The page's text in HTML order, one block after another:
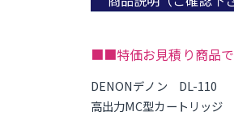
■■特価お見積り商品で
DENONデノン DL-110
高出力MC型カートリッジ